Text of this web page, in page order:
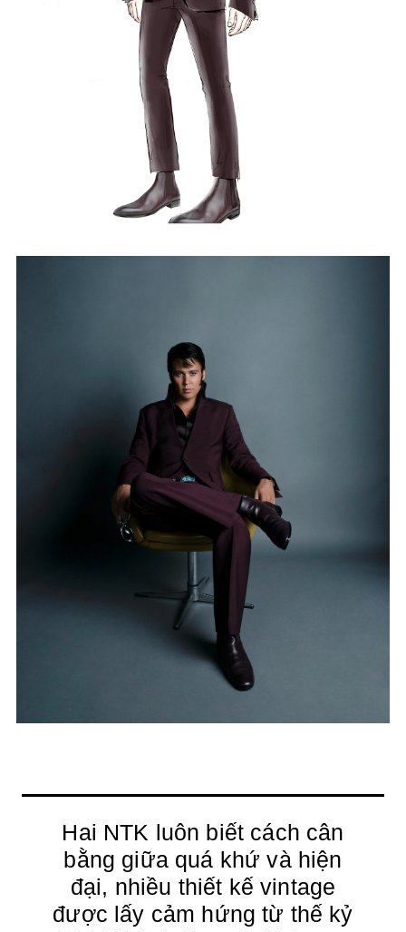
Hai NTK luôn biết cách cân
bằng giữa quá khứ và hiện
đại, nhiều thiết kế vintage
được lấy cảm hứng từ thế kỷ